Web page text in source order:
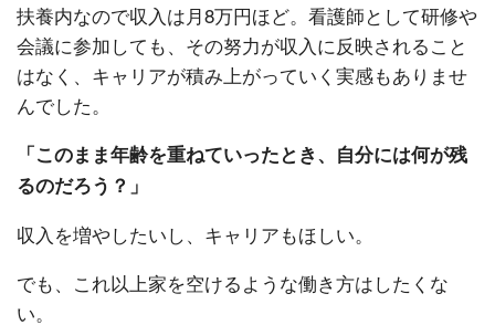
扶養内なので収入は月8万円ほど。看護師として研修や
会議に参加しても、その努力が収入に反映されること
はなく、キャリアが積み上がっていく実感もありませ
んでした。
「このまま年齢を重ねていったとき、自分には何が残
るのだろう？」
収入を増やしたいし、キャリアもほしい。
でも、これ以上家を空けるような働き方はしたくな
い。